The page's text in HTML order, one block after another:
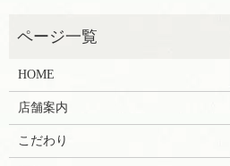
HOME
店舗案内
こだわり